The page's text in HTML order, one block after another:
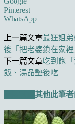
Pinterest
WhatsApp
上一篇文章最狂姐
後「把老婆鎖在家
下一篇文章吃到飽
飯、湯品墊後吃
其他此筆